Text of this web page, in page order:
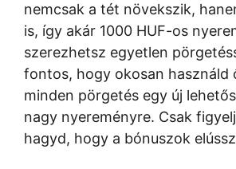
nemcsak a tét növekszik,
is, így akár 1000 HUF-os
szerezhetsz egyetlen
fontos, hogy okosan használd
minden pörgetés egy új
nagy nyereményre. Csak
hagyd, hogy a bónuszok